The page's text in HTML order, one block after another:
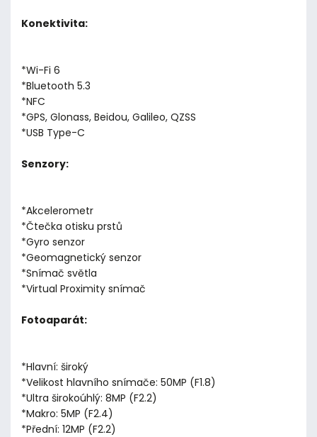
Konektivita:
*Wi-Fi 6
*Bluetooth 5.3
*NFC
*GPS, Glonass, Beidou, Galileo, QZSS
*USB Type-C
Senzory:
*Akcelerometr
*Čtečka otisku prstů
*Gyro senzor
*Geomagnetický senzor
*Snímač světla
*Virtual Proximity snímač
Fotoaparát:
*Hlavní: široký
*Velikost hlavního snímače: 50MP (F1.8)
*Ultra širokoúhlý: 8MP (F2.2)
*Makro: 5MP (F2.4)
*Přední: 12MP (F2.2)